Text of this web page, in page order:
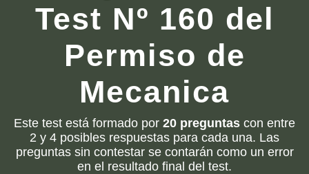
Test Nº 160 del
Permiso de
Mecanica
Este test está formado por 20 preguntas con entre
2 y 4 posibles respuestas para cada una. Las
preguntas sin contestar se contarán como un error
en el resultado final del test.